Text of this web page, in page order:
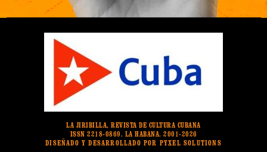
LA JIRIBILLA, REVISTA DE CULTURA CUBANA
ISSN 2218-0869. LA HABANA. 2001-2026
DISEÑADO Y DESARROLLADO POR PYXEL SOLUTIONS